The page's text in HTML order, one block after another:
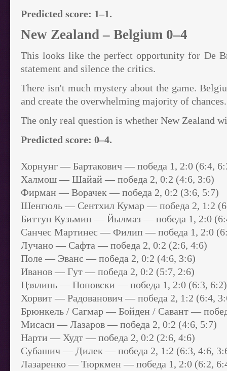
Predicted score: 1–1.
New Zealand – Belgium 0–4
This looks like the perfect opportunity for De
statement and silence the critics.
There isn't much mystery about the game.
and create the overwhelming majority of chances.
The only real question is whether New Zealand
Predicted score: 0–4.
Хорнунг — Бартакович — победа 1, 2:0 (6:4,
Халмош — Шайай — победа 2, 0:2 (4:6, 3:6)
Фирман — Ворачек — победа 2, 0:2 (3:6, 5:7)
Шенгюль — Сентхил Кумар — победа 2, 1:2
Биттун Кузьмин — Йылмаз — победа 1, 2:0
Санчес Мартинес — Филип — победа 1, 2:0
Лучано — Сафта — победа 2, 0:2 (2:6, 4:6)
Поле — Эванс — победа 2, 0:2 (4:6, 3:6)
Иванов — Гут — победа 2, 0:2 (5:7, 2:6)
Цзялинь — Поповски — победа 1, 2:0 (6:3, 6:2)
Хорвит — Радованович — победа 2, 1:2 (6:4,
Брюнкель / Сагмар — Бойден / Савант —
Мисаси — Лазаров — победа 2, 0:2 (4:6, 5:7)
Нарти — Худт — победа 2, 0:2 (2:6, 4:6)
Субашич — Дилек — победа 2, 1:2 (6:3, 4:6,
Лазаренко — Тюркмен — победа 1, 2:0 (6:2,